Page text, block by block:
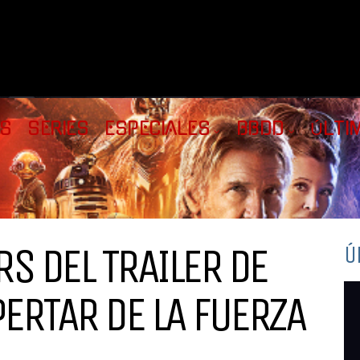
SERIES ESPECIALES BBDD
DEL TRAILER DE
DE LA FUERZA